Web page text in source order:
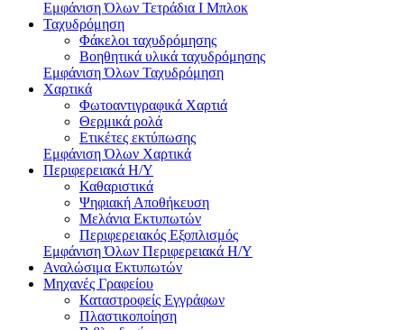
Εμφάνιση Όλων Τετράδια I Μπλοκ
Ταχυδρόμηση
Φάκελοι ταχυδρόμησης
Βοηθητικά υλικά ταχυδρόμησης
Εμφάνιση Όλων Ταχυδρόμηση
Χαρτικά
Φωτοαντιγραφικά Χαρτιά
Θερμικά ρολά
Ετικέτες εκτύπωσης
Εμφάνιση Όλων Χαρτικά
Περιφερειακά Η/Υ
Καθαριστικά
Ψηφιακή Αποθήκευση
Μελάνια Εκτυπωτών
Περιφερειακός Εξοπλισμός
Εμφάνιση Όλων Περιφερειακά Η/Υ
Αναλώσιμα Εκτυπωτών
Μηχανές Γραφείου
Καταστροφείς Εγγράφων
Πλαστικοποίηση